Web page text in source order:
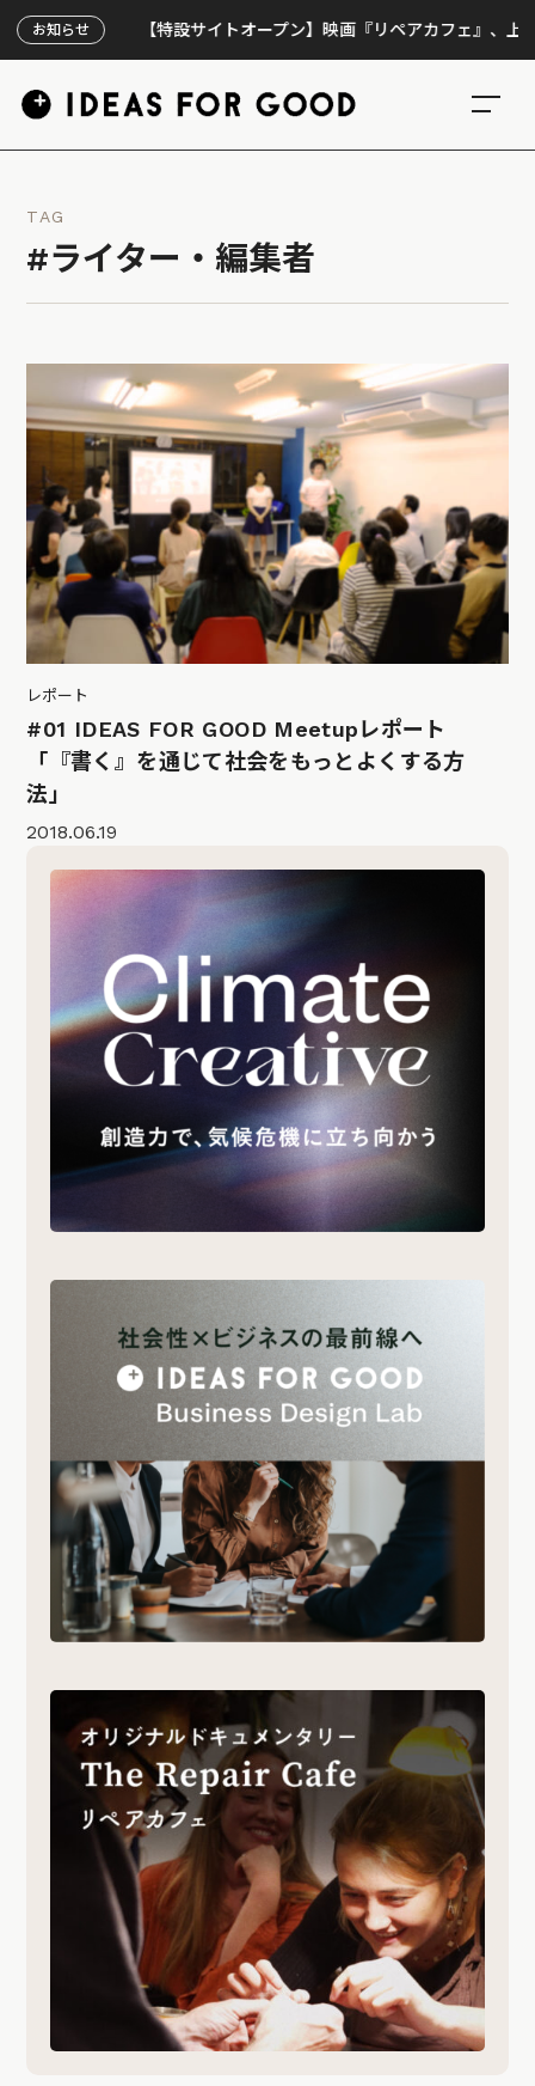
お知らせ【特設サイトオープン】映画『リペアカフェ』、上映300
TAG
#ライター・編集者
レポート
#01 IDEAS FOR GOOD Meetupレポート
「『書く』を通じて社会をもっとよくする方
法」
2018.06.19